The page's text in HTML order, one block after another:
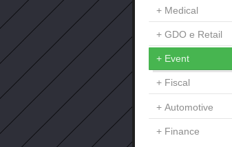
Medical
GDO e Retail
Event
Fiscal
Automotive
Finance